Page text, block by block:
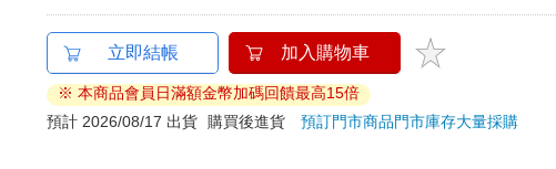
立即結帳 加入購物車
※ 本商品會員日滿額金幣加碼回饋最高15倍
預計 2026/08/17 出貨
購買後進貨預訂門市商品門市庫存大量採購